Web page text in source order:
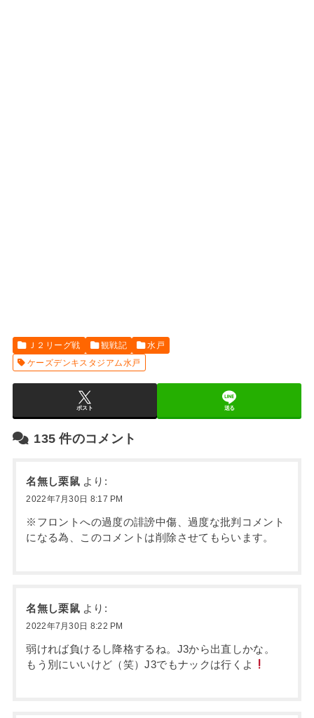
Ｊ２リーグ戦 観戦記
水戸
ケーズデンキスタジアム水戸
ポスト 送る
135 件のコメント
名無し栗鼠 より:
2022年7月30日 8:17 PM
※フロントへの過度の誹謗中傷、過度な批判コメント
になる為、このコメントは削除させてもらいます。
名無し栗鼠 より:
2022年7月30日 8:22 PM
弱ければ負けるし降格するね。J3から出直しかな。
もう別にいいけど（笑）J3でもナックは行くよ